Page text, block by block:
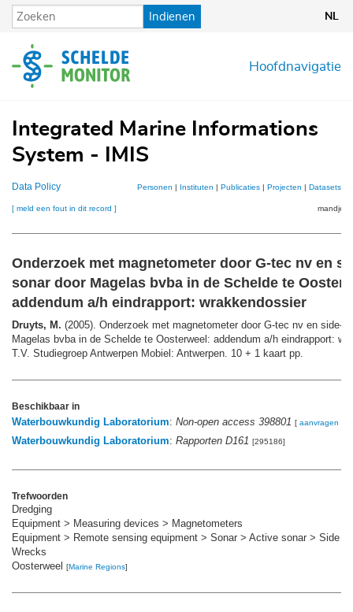
Overslaan
en
de
inhoud
Indienen NL
Hoofdnavigatie
Integrated Marine Informations
System - IMIS
Data Policy Personen | Instituten | Publicaties | Projecten | Datasets
[ meld een fout in dit record ] mandje
Onderzoek met magnetometer door G-tec nv en
sonar door Magelas bvba in de Schelde te
addendum a/h eindrapport: wrakkendossier
Druyts, M. (2005). Onderzoek met magnetometer door G-tec nv en side-
Magelas bvba in de Schelde te Oosterweel: addendum a/h eindrapport:
T.V. Studiegroep Antwerpen Mobiel: Antwerpen. 10 + 1 kaart pp.
Beschikbaar in
Waterbouwkundig Laboratorium: Non-open access 398801 [ aanvragen
Waterbouwkundig Laboratorium: Rapporten D161 [295186]
Trefwoorden
Dredging
Equipment > Measuring devices > Magnetometers
Equipment > Remote sensing equipment > Sonar > Active sonar > Side
Wrecks
Oosterweel [Marine Regions]